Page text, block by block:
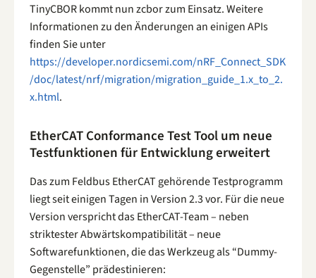
TinyCBOR kommt nun zcbor zum Einsatz. Weitere
Informationen zu den Änderungen an einigen APIs
finden Sie unter
https://developer.nordicsemi.com/nRF_Connect_SDK
/doc/latest/nrf/migration/migration_guide_1.x_to_2.
x.html.
EtherCAT Conformance Test Tool um neue
Testfunktionen für Entwicklung erweitert
Das zum Feldbus EtherCAT gehörende Testprogramm
liegt seit einigen Tagen in Version 2.3 vor. Für die neue
Version verspricht das EtherCAT-Team – neben
striktester Abwärtskompatibilität – neue
Softwarefunktionen, die das Werkzeug als “Dummy-
Gegenstelle” prädestinieren: